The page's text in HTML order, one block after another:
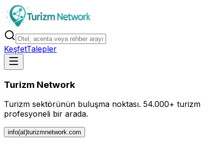
KeşfetTalepler
Turizm Network
Turizm sektörünün buluşma noktası. 54.000+ turizm
profesyoneli bir arada.
info(at)turizmnetwork.com